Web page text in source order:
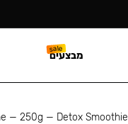
— 250g — Detox Smoothie
מבצעים